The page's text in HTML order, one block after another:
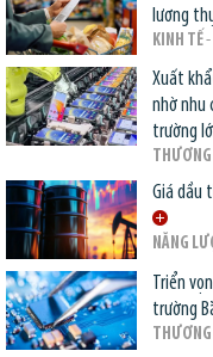
lương
KINH TẾ-
Xuất
nhờ nhu
trường
Giá dầu
NĂNG
Triển
trường